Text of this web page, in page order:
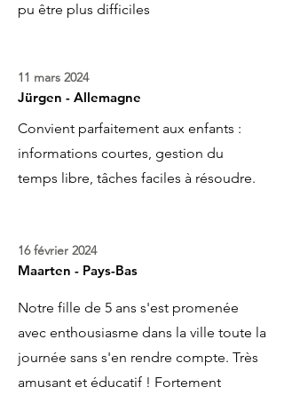
pu être plus difficiles
11 mars 2024
Jürgen - Allemagne
Convient parfaitement aux enfants :
informations courtes, gestion du
temps libre, tâches faciles à résoudre.
16 février 2024
Maarten - Pays-Bas
Notre fille de 5 ans s'est promenée
avec enthousiasme dans la ville toute la
journée sans s'en rendre compte. Très
amusant et éducatif ! Fortement